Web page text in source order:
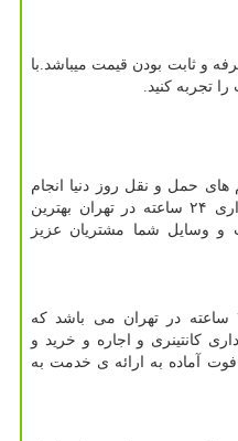
و ثابت بودن قیمت میباشد.با
تجربه کنید.
حمل و نقل روز دنیا انجام
شده و تجارت دپو با خدمات انبارداری ۲۴ ساعته در تهران بهترین
و وسایل شما مشتریان عزیز
تجارت دپو اولین انبار کانتینری ۲۴ ساعته در تهران می باشد که
کانتینری و اجاره و خرید و
فروش انواع کانتینر های ۴۰٫۲۰٫۱۰ فوت آماده به ارائه ی خدمت به